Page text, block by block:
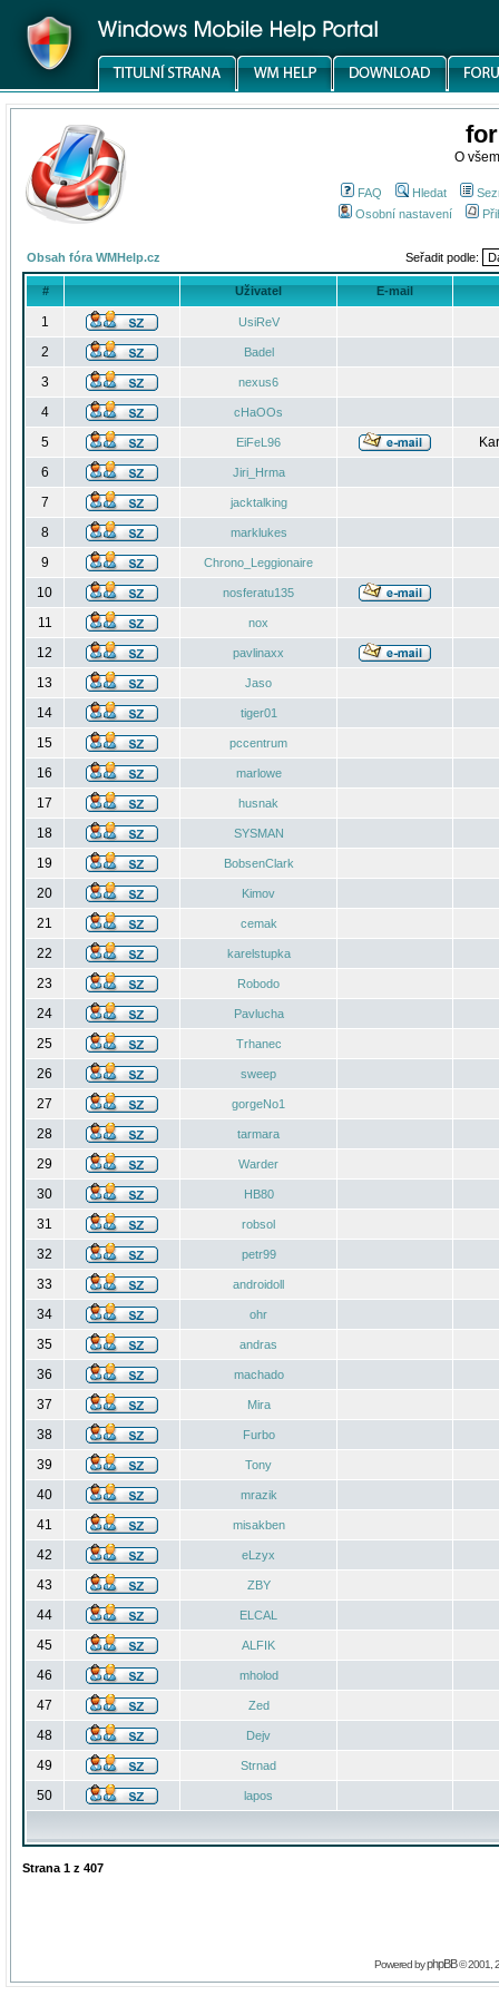
O
FAQ Hledat
Osobní nastavení
Obsah fóra WMHelp.cz Seřadit podle:
# Uživatel E-mail
1 UsiReV
2 Badel
3 nexus6
4 cHaOOs
5 EiFeL96
6
Jiri_Hrma
7 jacktalking
8 marklukes
9 Chrono_Leggionaire
10 nosferatu135
11 nox
12 pavlinaxx
13 Jaso
14 tiger01
15 pccentrum
16 marlowe
17 husnak
18 SYSMAN
19 BobsenClark
20 Kimov
21 cemak
22 karelstupka
23 Robodo
24 Pavlucha
25 Trhanec
26 sweep
27 gorgeNo1
28 tarmara
29 Warder
30 HB80
31 robsol
32 petr99
33 androidoll
34 ohr
35 andras
36 machado
37 Mira
38 Furbo
39 Tony
40 mrazik
41 misakben
42 eLzyx
43 ZBY
44 ELCAL
45 ALFIK
46 mholod
47 Zed
48 Dejv
49 Strnad
50 lapos
Strana 1 z 407
Powered byphpBB© 2001,